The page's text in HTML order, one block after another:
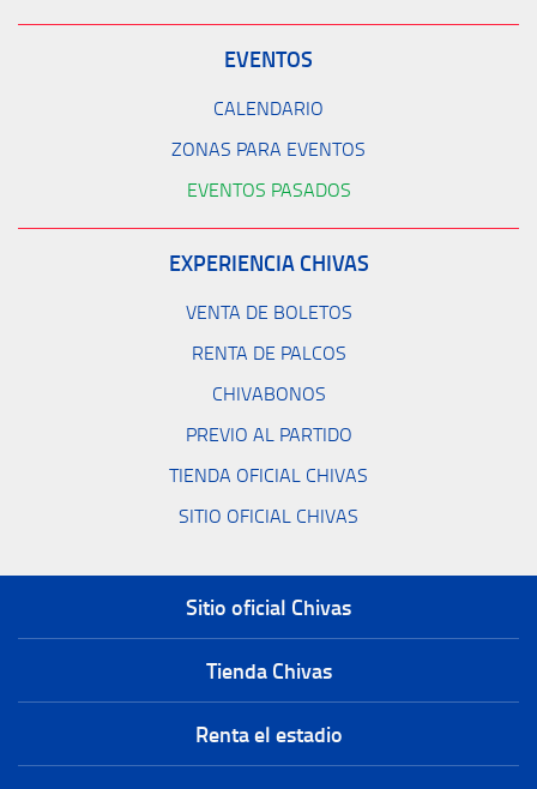
EVENTOS
CALENDARIO
ZONAS PARA EVENTOS
EVENTOS PASADOS
EXPERIENCIA CHIVAS
VENTA DE BOLETOS
RENTA DE PALCOS
CHIVABONOS
PREVIO AL PARTIDO
TIENDA OFICIAL CHIVAS
SITIO OFICIAL CHIVAS
Sitio oficial Chivas
Tienda Chivas
Renta el estadio